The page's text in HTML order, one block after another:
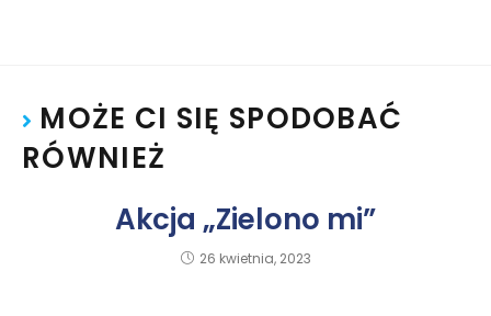
MOŻE CI SIĘ SPODOBAĆ
RÓWNIEŻ
Akcja „Zielono mi”
26 kwietnia, 2023